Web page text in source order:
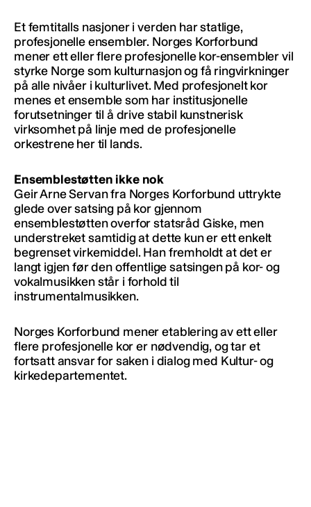
Et femtitalls nasjoner i verden har statlige,
profesjonelle ensembler. Norges Korforbund
mener ett eller flere profesjonelle kor-ensembler vil
styrke Norge som kulturnasjon og få ringvirkninger
på alle nivåer i kulturlivet. Med profesjonelt kor
menes et ensemble som har institusjonelle
forutsetninger til å drive stabil kunstnerisk
virksomhet på linje med de profesjonelle
orkestrene her til lands.
Ensemblestøtten ikke nok
Geir Arne Servan fra Norges Korforbund uttrykte
glede over satsing på kor gjennom
ensemblestøtten overfor statsråd Giske, men
understreket samtidig at dette kun er ett enkelt
begrenset virkemiddel. Han fremholdt at det er
langt igjen før den offentlige satsingen på kor- og
vokalmusikken står i forhold til
instrumentalmusikken.
Norges Korforbund mener etablering av ett eller
flere profesjonelle kor er nødvendig, og tar et
fortsatt ansvar for saken i dialog med Kultur- og
kirkedepartementet.